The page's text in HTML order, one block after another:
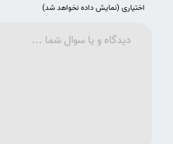
اختیاری (نمایش داده نخواهد شد)